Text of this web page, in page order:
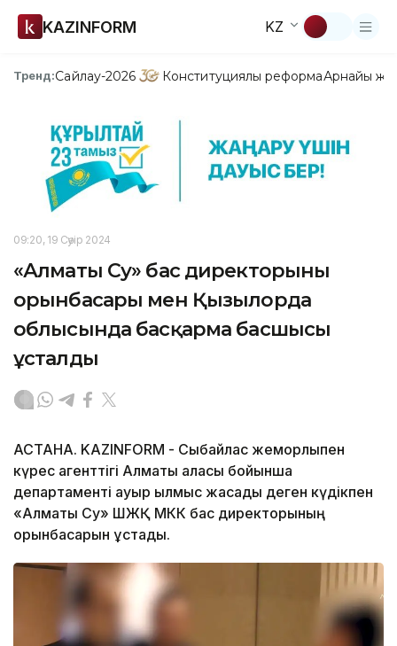
KAZINFORM KZ
Тренд:Сайлау-2026 Конституциялық реформаАрнайы
09:20, 19 Сәуір 2024
«Алматы Су» бас директорының
орынбасары мен Қызылорда
облысында басқарма басшысы
ұсталды
АСТАНА. KAZINFORM - Сыбайлас жемқорлықпен
күрес агенттігі Алматы қаласы бойынша
департаменті ауыр қылмыс жасады деген күдікпен
«Алматы Су» ШЖҚ МКК бас директорының
орынбасарын ұстады.